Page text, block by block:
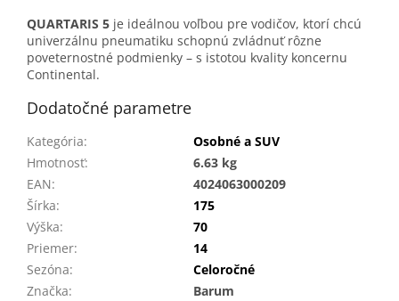
QUARTARIS 5 je ideálnou voľbou pre vodičov, ktorí chcú
univerzálnu pneumatiku schopnú zvládnuť rôzne
poveternostné podmienky – s istotou kvality koncernu
Continental.
Dodatočné parametre
Kategória:
Osobné a SUV
Hmotnosť:
6.63 kg
EAN:
4024063000209
Šírka:
175
Výška:
70
Priemer:
14
Sezóna:
Celoročné
Značka:
Barum